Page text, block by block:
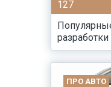
127
ПРО АВТО